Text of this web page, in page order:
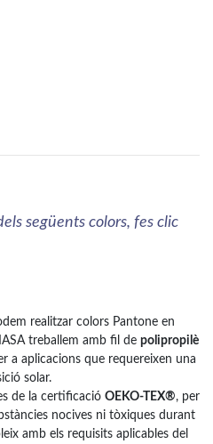
següents colors, fes clic
realitzar colors Pantone en
treballem amb fil de polipropilè
a aplicacions que requereixen una
solar.
de la certificació OEKO-TEX®, per
nocives ni tòxiques durant
amb els requisits aplicables del